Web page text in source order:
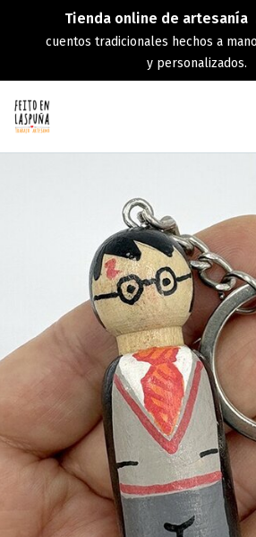
Tienda online de artesanía
cuentos tradicionales hechos a
y personalizados.